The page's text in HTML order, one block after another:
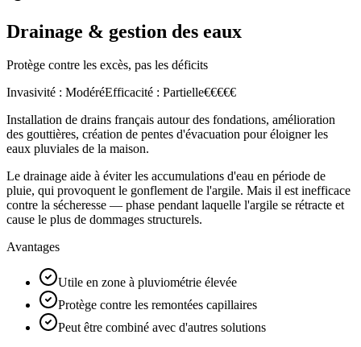
Drainage & gestion des eaux
Protège contre les excès, pas les déficits
Invasivité : ModéréEfficacité : Partielle€€€€€
Installation de drains français autour des fondations, amélioration
des gouttières, création de pentes d'évacuation pour éloigner les
eaux pluviales de la maison.
Le drainage aide à éviter les accumulations d'eau en période de
pluie, qui provoquent le gonflement de l'argile. Mais il est inefficace
contre la sécheresse — phase pendant laquelle l'argile se rétracte et
cause le plus de dommages structurels.
Avantages
Utile en zone à pluviométrie élevée
Protège contre les remontées capillaires
Peut être combiné avec d'autres solutions